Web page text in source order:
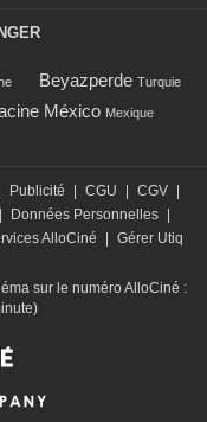
Beyazperde Turquie
México Mexique
Publicité CGU CGV
Données Personnelles
AlloCiné
Gérer Utiq
sur le numéro AlloCiné :